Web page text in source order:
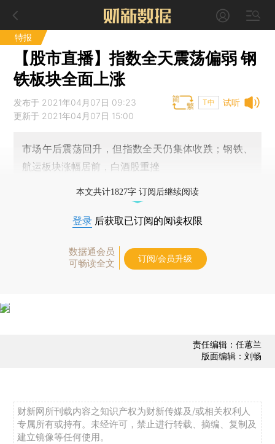
特报
【股市直播】指数全天震荡偏弱 钢
铁板块全面上涨
试听
发布于 2021年04月07日 09:23
更新于 2021年04月07日 15:00
T中
市场午后震荡回升，但指数全天仍集体收跌；钢铁、
航运板块涨幅居前，白酒股重挫
本文共计1827字 订阅后继续阅读
登录 后获取已订阅的阅读权限
数据通会员
可畅读全文
订阅/会员升级
责任编辑：任蕙兰
版面编辑：刘畅
财新网所刊载内容之知识产权为财新传媒及/或相关权利人
专属所有或持有。未经许可，禁止进行转载、摘编、复制及
建立镜像等任何使用。